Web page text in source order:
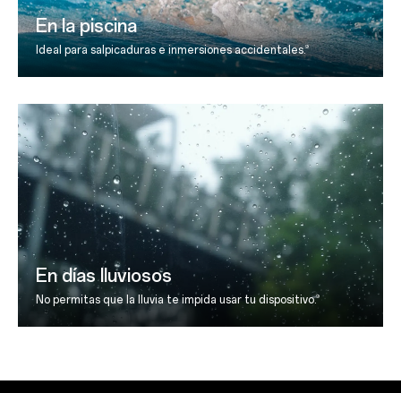
En la piscina
Ideal para salpicaduras e inmersiones accidentales.9
En días lluviosos
No permitas que la lluvia te impida usar tu dispositivo.9